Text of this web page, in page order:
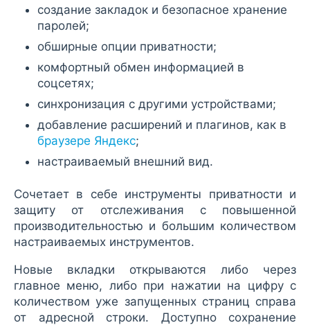
создание закладок и безопасное хранение
паролей;
обширные опции приватности;
комфортный обмен информацией в
соцсетях;
синхронизация с другими устройствами;
добавление расширений и плагинов, как в
браузере Яндекс;
настраиваемый внешний вид.
Сочетает в себе инструменты приватности и
защиту от отслеживания с повышенной
производительностью и большим количеством
настраиваемых инструментов.
Новые вкладки открываются либо через
главное меню, либо при нажатии на цифру с
количеством уже запущенных страниц справа
от адресной строки. Доступно сохранение